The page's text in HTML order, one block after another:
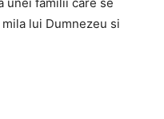
lui Dumnezeu si